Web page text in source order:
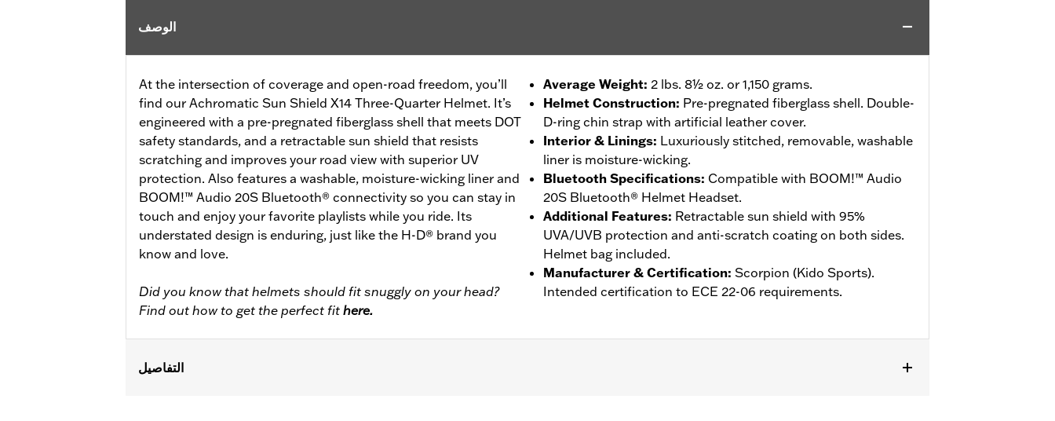
الوصف
At the intersection of coverage and open-road freedom, you’ll
find our Achromatic Sun Shield X14 Three-Quarter Helmet. It’s
engineered with a pre-pregnated fiberglass shell that meets DOT
safety standards, and a retractable sun shield that resists
scratching and improves your road view with superior UV
protection. Also features a washable, moisture-wicking liner and
BOOM!™ Audio 20S Bluetooth® connectivity so you can stay in
touch and enjoy your favorite playlists while you ride. Its
understated design is enduring, just like the H-D® brand you
know and love.
Did you know that helmets should fit snuggly on your head?
Find out how to get the perfect fit here.
Average Weight: 2 lbs. 8½ oz. or 1,150 grams.
Helmet Construction: Pre-pregnated fiberglass shell. Double-
D-ring chin strap with artificial leather cover.
Interior & Linings: Luxuriously stitched, removable, washable
liner is moisture-wicking.
Bluetooth Specifications: Compatible with BOOM!™ Audio
20S Bluetooth® Helmet Headset.
Additional Features: Retractable sun shield with 95%
UVA/UVB protection and anti-scratch coating on both sides.
Helmet bag included.
Manufacturer & Certification: Scorpion (Kido Sports).
Intended certification to ECE 22-06 requirements.
التفاصيل